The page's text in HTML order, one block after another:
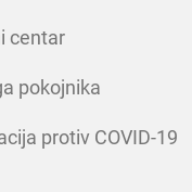
centar
pokojnika
protiv COVID-19